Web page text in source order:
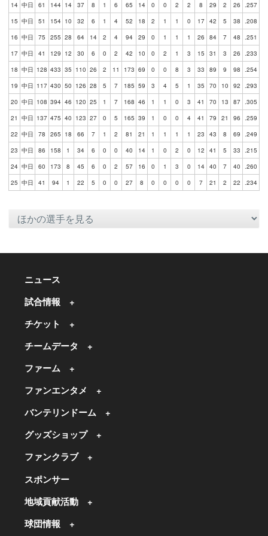
14 中日 61 144 14 37 8 1 6 65 14 0 0 2 2 8 29 2 26 .257
15 中日 51 154 10 32 6 1 4 52 18 2 1 1 0 17 42 5 38 .208
16 中日 75 255 28 64 14 2 4 94 29 0 1 1 1 26 84 7 48 .251
17 中日 41 129 12 30 6 0 2 42 10 0 2 1 3 15 31 3 26 .233
18 中日 128 433 35 110 26 2 11 173 69 0 0 8 3 33 89 9 98 .254
19 中日 117 430 50 126 28 5 7 185 59 3 4 5 1 35 70 10 92 .293
20 中日 108 394 46 120 25 1 7 168 46 1 1 0 3 41 70 13 87 .305
21 中日 137 475 40 123 27 0 5 165 39 1 0 0 4 41 79 21 96 .259
22 中日 78 265 18 66 7 1 2 81 21 1 1 1 1 23 43 8 69 .249
23 中日 86 158 1 34 6 0 0 40 14 1 0 2 0 12 41 5 33 .215
24 中日 60 173 8 45 6 0 2 57 16 0 1 3 0 14 40 7 40 .260
25 中日 41 94 1 22 5 0 0 27 8 0 0 0 0 7 21 2 22 .234
ニュース
試合情報
チケット
チームデータ
ファーム
ファンエンタメ
バンテリンドーム
グッズショップ
ファンクラブ
スポンサー
地域貢献活動
球団情報